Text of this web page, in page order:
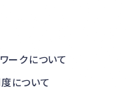
ークについて
について